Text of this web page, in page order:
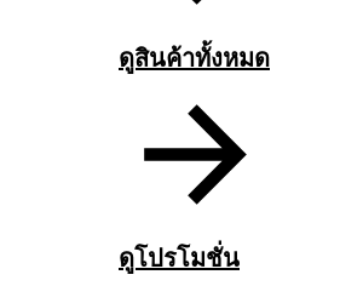
ดูสินค้าทั้งหมด
ดูโปรโมชั่น